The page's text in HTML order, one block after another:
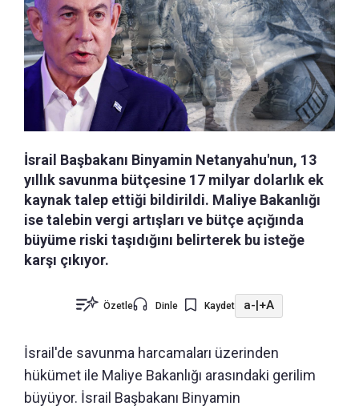
İsrail Başbakanı Binyamin Netanyahu'nun, 13
yıllık savunma bütçesine 17 milyar dolarlık ek
kaynak talep ettiği bildirildi. Maliye Bakanlığı
ise talebin vergi artışları ve bütçe açığında
büyüme riski taşıdığını belirterek bu isteğe
karşı çıkıyor.
Özetle Dinle Kaydet a- +A
İsrail'de savunma harcamaları üzerinden
hükümet ile Maliye Bakanlığı arasındaki gerilim
büyüyor. İsrail Başbakanı Binyamin